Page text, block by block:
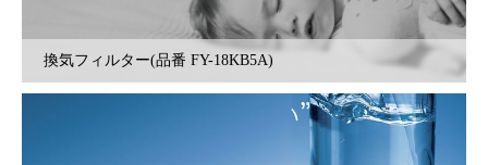
換気フィルター(品番 FY-18KB5A)